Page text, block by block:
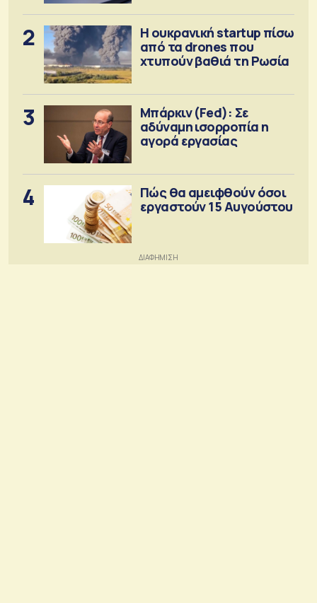
2
Η ουκρανική startup πίσω
από τα drones που
χτυπούν βαθιά τη Ρωσία
3
Μπάρκιν (Fed): Σε
αδύναμη ισορροπία η
αγορά εργασίας
4
Πώς θα αμειφθούν όσοι
εργαστούν 15 Αυγούστου